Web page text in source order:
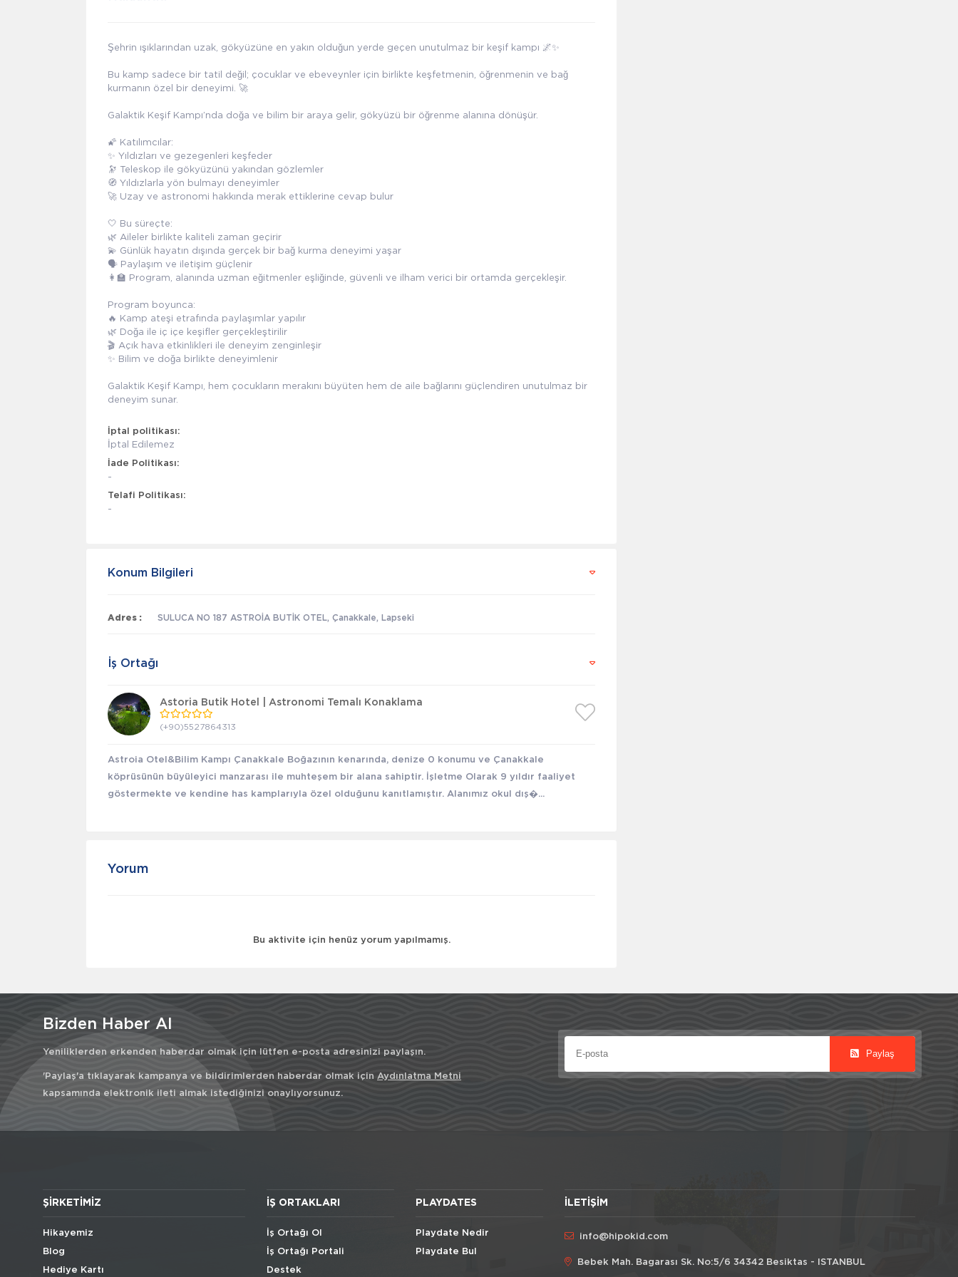
Şehrin ışıklarından uzak, gökyüzüne en yakın olduğun yerde geçen unutulmaz bir keşif kampı 🌌✨
Bu kamp sadece bir tatil değil; çocuklar ve ebeveynler için birlikte keşfetmenin, öğrenmenin ve bağ
kurmanın özel bir deneyimi. 🚀
Galaktik Keşif Kampı’nda doğa ve bilim bir araya gelir, gökyüzü bir öğrenme alanına dönüşür.
🌠 Katılımcılar:
✨ Yıldızları ve gezegenleri keşfeder
🔭 Teleskop ile gökyüzünü yakından gözlemler
🧭 Yıldızlarla yön bulmayı deneyimler
🚀 Uzay ve astronomi hakkında merak ettiklerine cevap bulur
🤍 Bu süreçte:
🌿 Aileler birlikte kaliteli zaman geçirir
💫 Günlük hayatın dışında gerçek bir bağ kurma deneyimi yaşar
🗣️ Paylaşım ve iletişim güçlenir
👩‍🏫 Program, alanında uzman eğitmenler eşliğinde, güvenli ve ilham verici bir ortamda gerçekleşir.
Program boyunca:
🔥 Kamp ateşi etrafında paylaşımlar yapılır
🌿 Doğa ile iç içe keşifler gerçekleştirilir
🎬 Açık hava etkinlikleri ile deneyim zenginleşir
✨ Bilim ve doğa birlikte deneyimlenir
Galaktik Keşif Kampı, hem çocukların merakını büyüten hem de aile bağlarını güçlendiren unutulmaz bir
deneyim sunar.
İptal politikası:
İptal Edilemez
İade Politikası:
-
Telafi Politikası:
-
Konum Bilgileri
Adres : SULUCA NO 187 ASTROİA BUTİK OTEL, Çanakkale, Lapseki
İş Ortağı
Astoria Butik Hotel | Astronomi Temalı Konaklama
(+90)5527864313
Astroia Otel&Bilim Kampı Çanakkale Boğazının kenarında, denize 0 konumu ve Çanakkale
köprüsünün büyüleyici manzarası ile muhteşem bir alana sahiptir. İşletme Olarak 9 yıldır faaliyet
göstermekte ve kendine has kamplarıyla özel olduğunu kanıtlamıştır. Alanımız okul dış�...
Yorum
Bu aktivite için henüz yorum yapılmamış.
Bizden Haber Al
Yeniliklerden erkenden haberdar olmak için lütfen e-posta adresinizi paylaşın.
'Paylaş'a tıklayarak kampanya ve bildirimlerden haberdar olmak için Aydınlatma Metni
kapsamında elektronik ileti almak istediğinizi onaylıyorsunuz.
Paylaş
ŞIRKETIMIZ
Hikayemiz
Blog
Hediye Kartı
İŞ ORTAKLARI
İş Ortağı Ol
İş Ortağı Portali
Destek
PLAYDATES
Playdate Nedir
Playdate Bul
İLETIŞIM
info@hipokid.com
Bebek Mah. Bagarası Sk. No:5/6 34342 Besiktas - ISTANBUL